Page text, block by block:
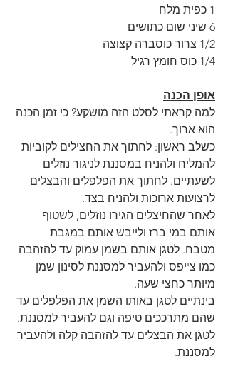
1 כפית מלח
6 שיני שום כתושים
1/2 צרור כוסברה קצוצה
1/4 כוס חומץ רגיל
אופן הכנה
למה קראתי לסלט הזה מושקע? כי זמן הכנה
הוא ארוך.
כשלב ראשון: לחתוך את החצילים לקוביות
להמליח ולהניח במסננת לניגור נוזלים
לשעתיים. לחתוך את הפלפלים והבצלים
לרצועות ארוכות ולהניח בצד.
לאחר שהחיצלים הגירו נוזלים, לשטוף
אותם במי ברז ולייבש אותם במגבת
מטבח. לטגן אותם בשמן עמוק עד להזהבה
כמו צ'יפס ולהעביר למסננת לסינון שמן
מיותר כחצי שעה.
בינתיים לטגן באותו השמן את הפלפלים עד
שהם מתרככים טיפה וגם להעביר למסננת.
לטגן את הבצלים עד להזהבה קלה ולהעביר
למסננת.